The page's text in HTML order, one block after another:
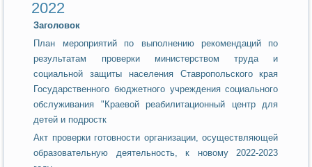
2022
Заголовок
План мероприятий по выполнению рекомендаций по
результатам проверки министерством труда и
социальной защиты населения Ставропольского края
Государственного бюджетного учреждения социального
обслуживания "Краевой реабилитационный центр для
детей и подростк
Акт проверки готовности организации, осуществляющей
образовательную деятельность, к новому 2022-2023